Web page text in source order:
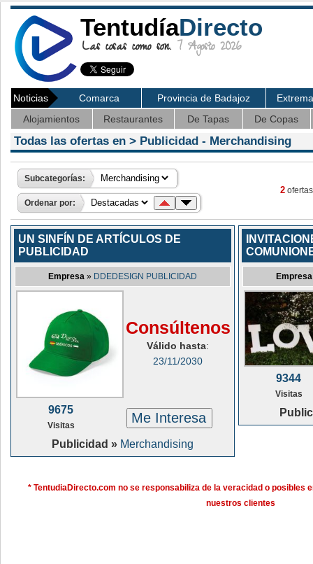
TentudíaDirecto
Las cosas como son. 7 Agosto 2026
Noticias Comarca Provincia de Badajoz
Alojamientos
Restaurantes De Tapas De Copas
Todas las ofertas en > Publicidad - Merchandising
Subcategorías:
Ordenar por:
2
UN SINFÍN DE ARTÍCULOS DE
PUBLICIDAD
Empresa » DDEDESIGN PUBLICIDAD
Consúltenos
Válido hasta:
23/11/2030
9675
Visitas Me Interesa
Publicidad » Merchandising
Empresa
9344
Visitas
* TentudiaDirecto.com no se responsabiliza de la veracidad o posibles
nuestros clientes